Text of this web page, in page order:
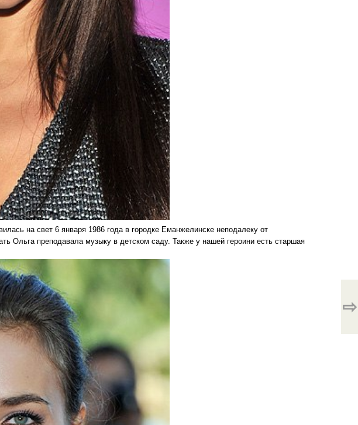
на свет 6 января 1986 года в городке Еманжелинске неподалеку от
Ольга преподавала музыку в детском саду. Также у нашей героини есть старшая
⇨